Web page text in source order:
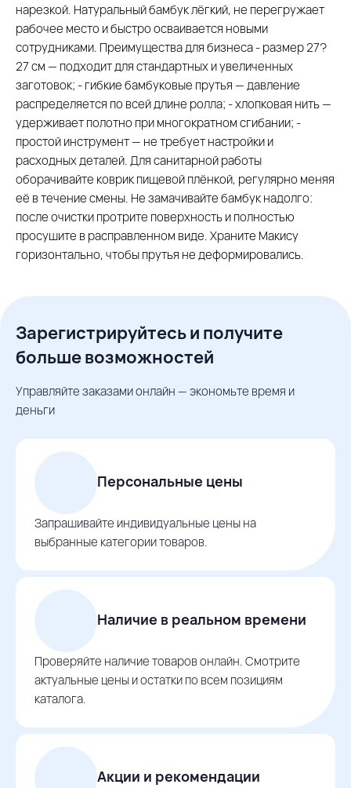
нарезкой. Натуральный бамбук лёгкий, не перегружает
рабочее место и быстро осваивается новыми
сотрудниками. Преимущества для бизнеса - размер 27?
27 см — подходит для стандартных и увеличенных
заготовок; - гибкие бамбуковые прутья — давление
распределяется по всей длине ролла; - хлопковая нить —
удерживает полотно при многократном сгибании; -
простой инструмент — не требует настройки и
расходных деталей. Для санитарной работы
оборачивайте коврик пищевой плёнкой, регулярно меняя
её в течение смены. Не замачивайте бамбук надолго:
после очистки протрите поверхность и полностью
просушите в расправленном виде. Храните Макису
горизонтально, чтобы прутья не деформировались.
Зарегистрируйтесь и получите
больше возможностей
Управляйте заказами онлайн — экономьте время и
деньги
Персональные цены
Запрашивайте индивидуальные цены на
выбранные категории товаров.
Наличие в реальном времени
Проверяйте наличие товаров онлайн. Смотрите
актуальные цены и остатки по всем позициям
каталога.
Акции и рекомендации